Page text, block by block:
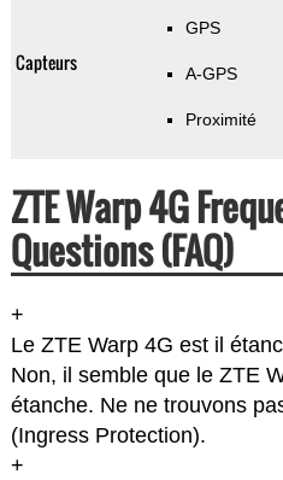
Capteurs
GPS
A-GPS
Proximité
ZTE Warp 4G
Questions (FAQ)
+
Le ZTE Warp 4G est il
Non, il semble que le ZTE
étanche. Ne ne trouvons
(Ingress Protection).
+